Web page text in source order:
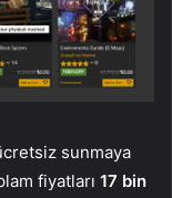
sunmaya
fiyatları 17 bin